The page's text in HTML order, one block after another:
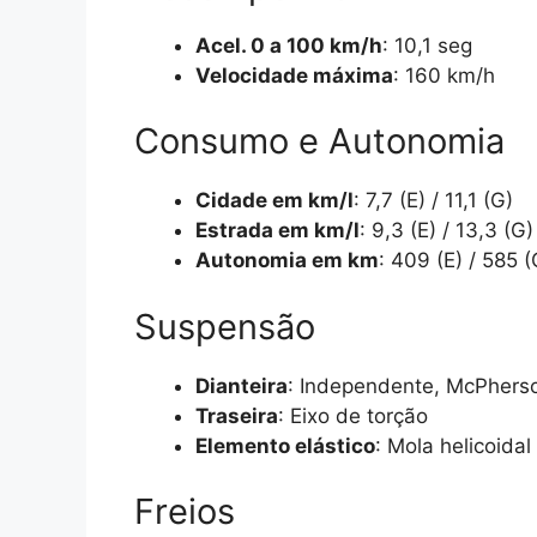
Acel. 0 a 100 km/h: 10,1 seg
Velocidade máxima: 160 km/h
Consumo e Autonomia
Cidade em km/l: 7,7 (E) / 11,1 (G)
Estrada em km/l: 9,3 (E) / 13,3 (G)
Autonomia em km: 409 (E) / 585
Suspensão
Dianteira: Independente,
Traseira: Eixo de torção
Elemento elástico: Mola helicoidal
Freios